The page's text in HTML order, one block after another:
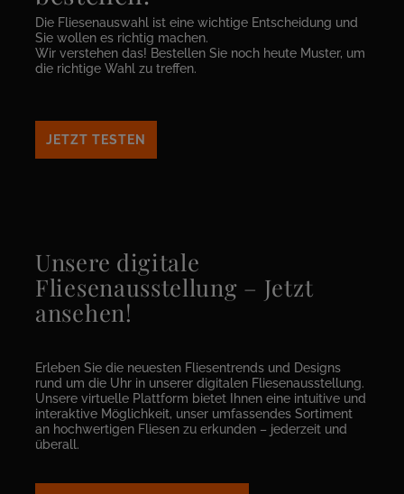
Die Fliesenauswahl ist eine wichtige Entscheidung und
Sie wollen es richtig machen.
Wir verstehen das! Bestellen Sie noch heute Muster, um
die richtige Wahl zu treffen.
JETZT TESTEN
Unsere digitale
Fliesenausstellung – Jetzt
ansehen!
Erleben Sie die neuesten Fliesentrends und Designs
rund um die Uhr in unserer digitalen Fliesenausstellung.
Unsere virtuelle Plattform bietet Ihnen eine intuitive und
interaktive Möglichkeit, unser umfassendes Sortiment
an hochwertigen Fliesen zu erkunden – jederzeit und
überall.